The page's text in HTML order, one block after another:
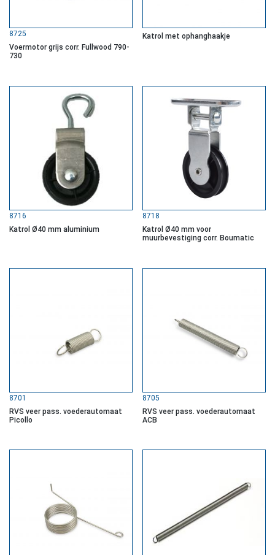
8725
Voermotor grijs corr. Fullwood 790-
730
Katrol met ophanghaakje
8716
Katrol Ø40 mm aluminium
8718
Katrol Ø40 mm voor
muurbevestiging corr. Boumatic
8701
RVS veer pass. voederautomaat
Picollo
8705
RVS veer pass. voederautomaat
ACB